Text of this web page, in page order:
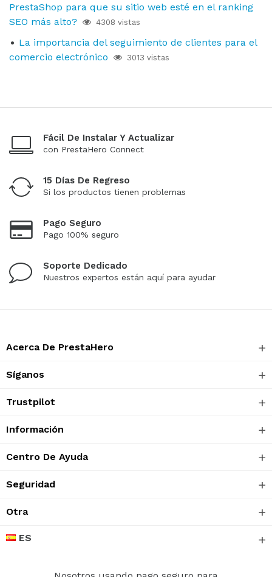
PrestaShop para que su sitio web esté en el ranking
SEO más alto?
4308 vistas
La importancia del seguimiento de clientes para el
comercio electrónico
3013 vistas
Fácil De Instalar Y Actualizar
con PrestaHero Connect
15 Días De Regreso
Si los productos tienen problemas
Pago Seguro
Pago 100% seguro
Soporte Dedicado
Nuestros expertos están aquí para ayudar
Acerca De PrestaHero
Síganos
Trustpilot
Información
Centro De Ayuda
Seguridad
Otra
ES